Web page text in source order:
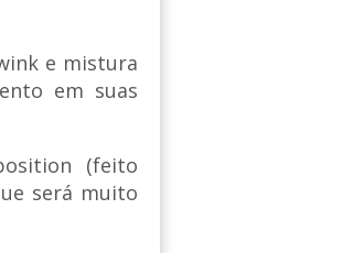
e mistura
em suas
(feito
será muito